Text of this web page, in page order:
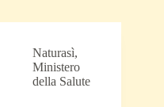
Naturasì,
Ministero
della Salute